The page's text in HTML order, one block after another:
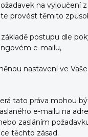
na vyloučení
provést těmito
dle
e-mailu,
ve Vašem
práva mohou být
e-mailu na
zasláním
těchto zásad.